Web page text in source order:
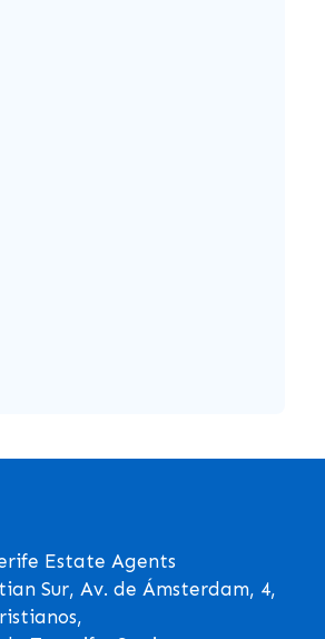
Estate Agents
Sur, Av. de Ámsterdam, 4,